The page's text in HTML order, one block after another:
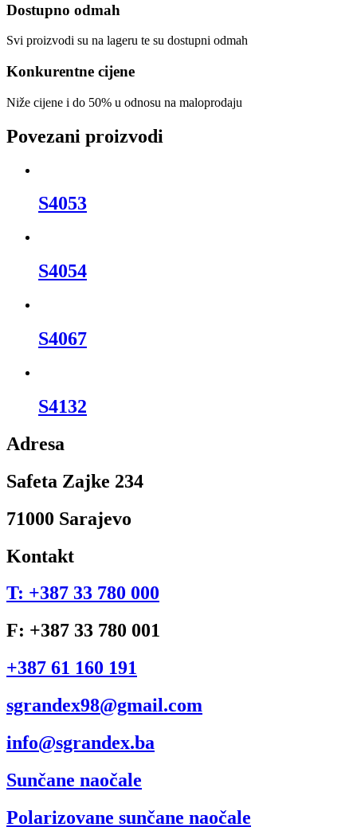
Dostupno odmah
Svi proizvodi su na lageru te su dostupni odmah
Konkurentne cijene
Niže cijene i do 50% u odnosu na maloprodaju
Povezani proizvodi
S4053
S4054
S4067
S4132
Adresa
Safeta Zajke 234
71000 Sarajevo
Kontakt
T: +387 33 780 000
F: +387 33 780 001
+387 61 160 191
sgrandex98@gmail.com
info@sgrandex.ba
Sunčane naočale
Polarizovane sunčane naočale